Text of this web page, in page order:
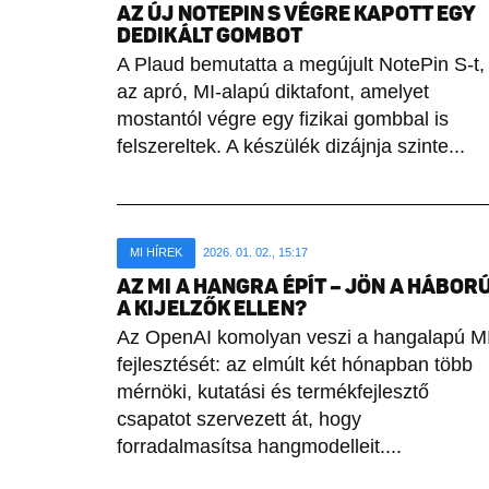
AZ ÚJ NOTEPIN S VÉGRE KAPOTT EGY
DEDIKÁLT GOMBOT
A Plaud bemutatta a megújult NotePin S-t,
az apró, MI-alapú diktafont, amelyet
mostantól végre egy fizikai gombbal is
felszereltek. A készülék dizájnja szinte...
MI HÍREK 2026. 01. 02., 15:17
AZ MI A HANGRA ÉPÍT – JÖN A
A KIJELZŐK ELLEN?
Az OpenAI komolyan veszi a hangalapú
fejlesztését: az elmúlt két hónapban több
mérnöki, kutatási és termékfejlesztő
csapatot szervezett át, hogy
forradalmasítsa hangmodelleit....